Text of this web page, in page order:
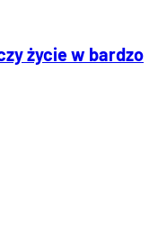
życie w bardzo